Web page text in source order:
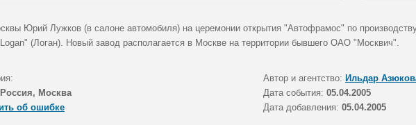
Юрий Лужков (в салоне автомобиля) на церемонии открытия "Автофрамос" по
(Логан). Новый завод располагается в Москве на территории бывшего ОАО "Москвич".
Автор и агентство: Ильдар
Россия, Москва Дата события: 05.04.2005
об ошибке
Дата добавления: 05.04.2005